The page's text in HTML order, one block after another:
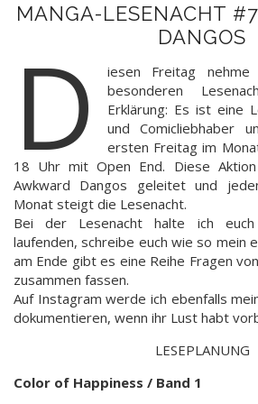
MANGA-LESENACHT
DANGOS
D
iesen Freitag
besonderen
Erklärung: Es ist eine
und Comicliebhaber
ersten Freitag im
18 Uhr mit Open End. Diese
Awkward Dangos geleitet und
Monat steigt die Lesenacht.
Bei der Lesenacht halte ich
laufenden, schreibe euch wie so mein
am Ende gibt es eine Reihe Fragen
zusammen fassen.
Auf Instagram werde ich ebenfalls
dokumentieren, wenn ihr Lust habt
LESEPLANUNG
Color of Happiness / Band 1